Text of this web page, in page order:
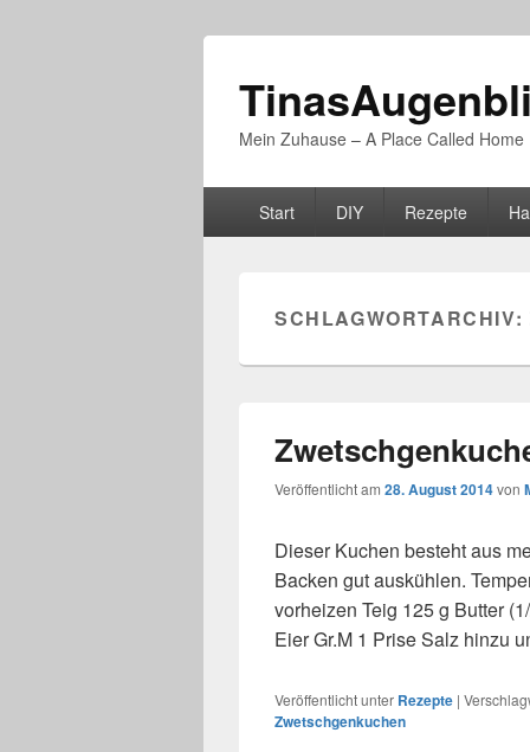
Mein Zuhause – A Place Called Home
PrimäresStart DIY Rezepte
SCHLAGWORTARCHIV:
Veröffentlicht am 28. August 2014von
Dieser Kuchen besteht aus
Backen gut auskühlen.
vorheizen Teig 125 g Butter
Eier Gr.M 1 Prise Salz hinzu
Veröffentlicht unter Rezepte |
Zwetschgenkuchen